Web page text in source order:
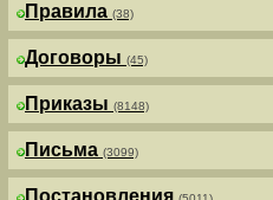
Правила (38)
Договоры (45)
Приказы (8148)
Письма (3099)
Постановления